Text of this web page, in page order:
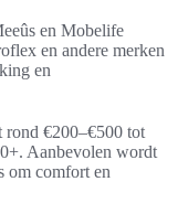
en Mobelife
en andere merken
en
rond €200–€500 tot
Aanbevolen wordt
om comfort en